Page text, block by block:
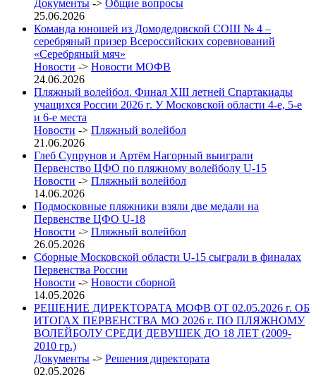
Документы -> Общие вопросы
25.06.2026
Команда юношей из Домодедовской СОШ № 4 –
серебряный призер Всероссийских соревнований
«Серебряный мяч»
Новости -> Новости МОФВ
24.06.2026
Пляжный волейбол. Финал XIII летней Спартакиады
учащихся России 2026 г. У Московской области 4-е, 5-е
и 6-е места
Новости -> Пляжный волейбол
21.06.2026
Глеб Супрунов и Артём Нагорный выиграли
Первенство ЦФО по пляжному волейболу U-15
Новости -> Пляжный волейбол
14.06.2026
Подмосковные пляжники взяли две медали на
Первенстве ЦФО U-18
Новости -> Пляжный волейбол
26.05.2026
Сборные Московской области U-15 сыграли в финалах
Первенства России
Новости -> Новости сборной
14.05.2026
РЕШЕНИЕ ДИРЕКТОРАТА МОФВ ОТ 02.05.2026 г. ОБ
ИТОГАХ ПЕРВЕНСТВА МО 2026 г. ПО ПЛЯЖНОМУ
ВОЛЕЙБОЛУ СРЕДИ ДЕВУШЕК ДО 18 ЛЕТ (2009-
2010 гр.)
Документы -> Решения директората
02.05.2026